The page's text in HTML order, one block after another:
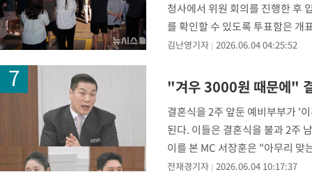
청사에서 위원 회의를 진행한 후
를 확인할 수 있도록 투표함은 개
끼쳐 드려 크나큰 책
김난영기자 2026.06.04 04:25:52
"겨우 3000원 때문에"
결혼식을 2주 앞둔 예비부부가 '
된다. 이들은 결혼식을 불과 2주
이를 본 MC 서장훈은 "아무리 맞
전재경기자 2026.06.04 10:17:37